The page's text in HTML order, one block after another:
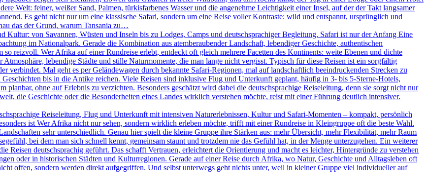
Welt: feiner, weißer Sand, Palmen, türkisfarbenes Wasser und die angenehme Leichtigkeit einer Insel, auf der der Takt langsamer
Es geht nicht nur um eine klassische Safari, sondern um eine Reise voller Kontraste: wild und entspannt, ursprünglich und
das der Grund, warum Tansania zu…
von Savannen, Wüsten und Inseln bis zu Lodges, Camps und deutschsprachiger Begleitung. Safari ist nur der Anfang Eine
im Nationalpark. Gerade die Kombination aus atemberaubender Landschaft, lebendiger Geschichte, authentischen
reizvoll. Wer Afrika auf einer Rundreise erlebt, entdeckt oft gleich mehrere Facetten des Kontinents: weite Ebenen und dichte
lebendige Städte und stille Naturmomente, die man lange nicht vergisst. Typisch für diese Reisen ist ein sorgfältig
verbindet. Mal geht es per Geländewagen durch bekannte Safari-Regionen, mal auf landschaftlich beeindruckenden Strecken zu
bis in die Antike reichen. Viele Reisen sind inklusive Flug und Unterkunft geplant, häufig in 3- bis 5-Sterne-Hotels,
planbar, ohne auf Erlebnis zu verzichten. Besonders geschätzt wird dabei die deutschsprachige Reiseleitung, denn sie sorgt nicht nur
die Geschichte oder die Besonderheiten eines Landes wirklich verstehen möchte, reist mit einer Führung deutlich intensiver.
Reiseleitung, Flug und Unterkunft mit intensiven Naturerlebnissen, Kultur und Safari-Momenten – kompakt, persönlich
ist Wer Afrika nicht nur sehen, sondern wirklich erleben möchte, trifft mit einer Rundreise in Kleingruppe oft die beste Wahl.
sehr unterschiedlich. Genau hier spielt die kleine Gruppe ihre Stärken aus: mehr Übersicht, mehr Flexibilität, mehr Raum
bei dem man sich schnell kennt, gemeinsam staunt und trotzdem nie das Gefühl hat, in der Menge unterzugehen. Ein weiterer
Reisen deutschsprachig geführt. Das schafft Vertrauen, erleichtert die Orientierung und macht es leichter, Hintergründe zu verstehen
oder in historischen Städten und Kulturregionen. Gerade auf einer Reise durch Afrika, wo Natur, Geschichte und Alltagsleben oft
offen, sondern werden direkt aufgegriffen. Und selbst unterwegs geht nichts unter, weil in kleiner Gruppe viel individueller auf